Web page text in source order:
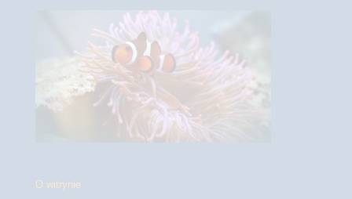
O witrynie